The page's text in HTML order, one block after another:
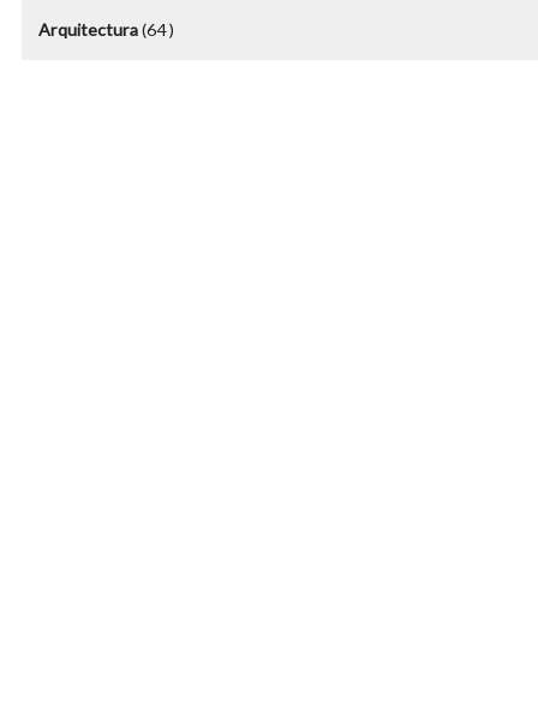
Arquitectura(64 )